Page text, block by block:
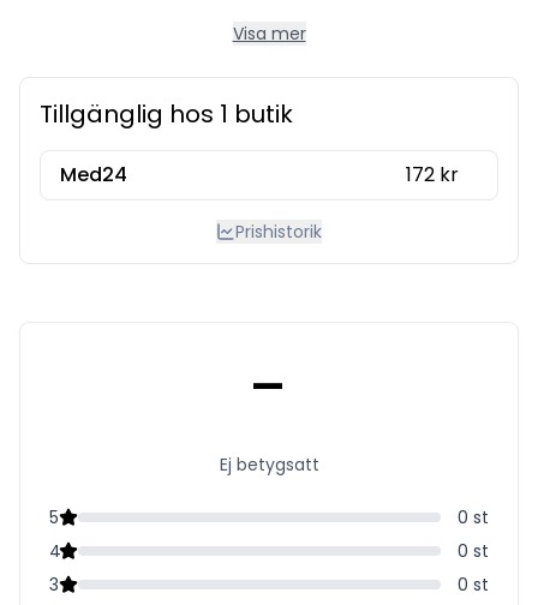
fuktförlust och upprätthåller en smidig hud. Dessutom
mjuk hud som hålls sund. Egenskaper: • Lämplig för känslig
hud hos barn och vuxna • Rengör ansikte och kropp
skonsamt men effektivt • Miljövänlig påse för refill •
Dermatologiskt och kliniskt testad • Utan tvål eller
parabener - mild parfym Användning: Skruva av påsens
Visa mer
Tillgänglig hos 1 butik
Med24 172 kr
Prishistorik
-
Ej betygsatt
5 0 st
4
0 st
3
0 st